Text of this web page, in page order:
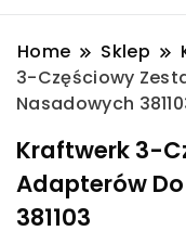
Home Sklep
3-Częściowy
Nasadowych
Kraftwerk 3-
Adapterów
381103